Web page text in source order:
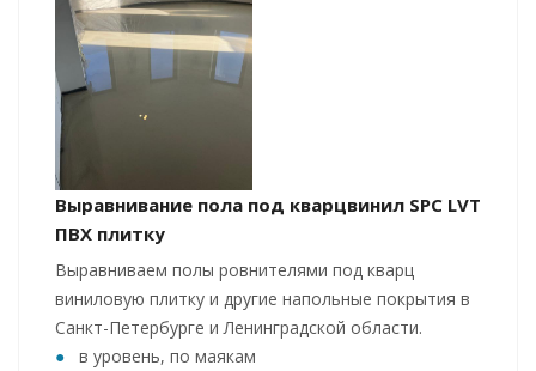
Выравнивание пола под кварцвинил SPC LVT
ПВХ плитку
Выравниваем полы ровнителями под кварц
виниловую плитку и другие напольные покрытия в
Санкт-Петербурге и Ленинградской области.
в уровень, по маякам